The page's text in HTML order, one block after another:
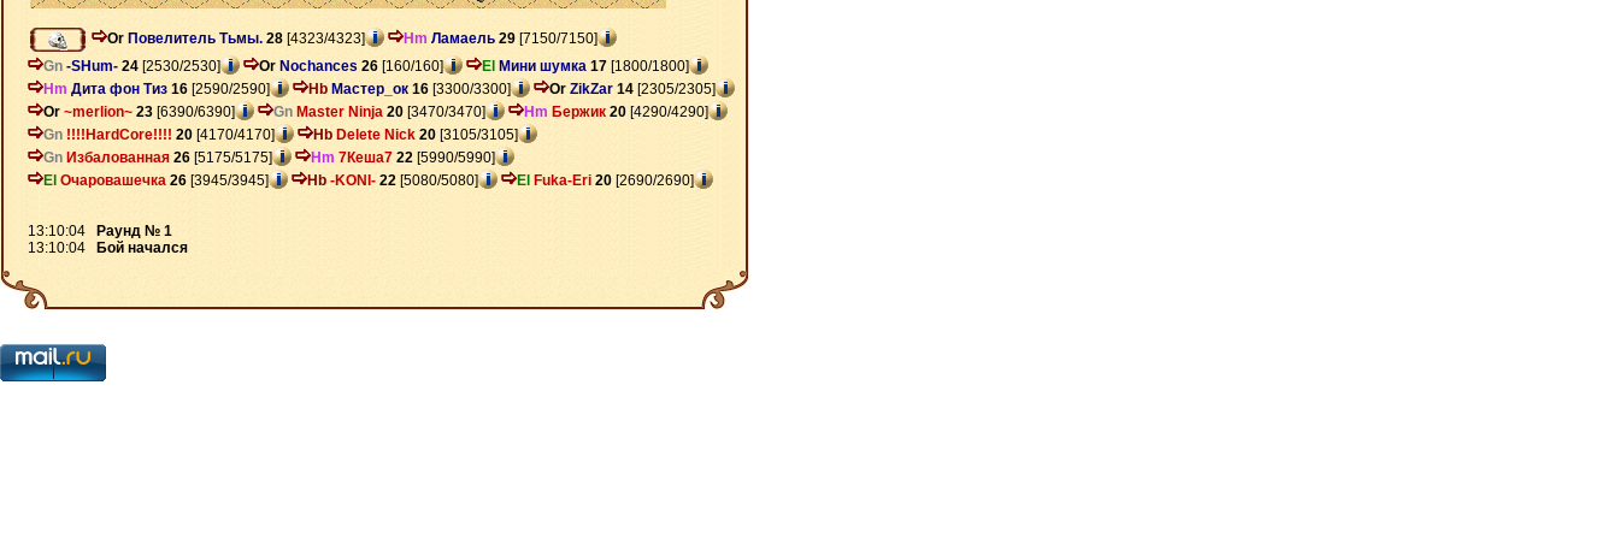
Or Повелитель Тьмы. 28 [4323/4323] Hm Ламаель 29 [7150/7150]
Gn -SHum- 24 [2530/2530] Or Nochances 26 [160/160] El Мини шумка 17 [1800/1800]
Hm Дита фон Тиз 16 [2590/2590] Hb Мастер_ок 16 [3300/3300] Or ZikZar 14 [2305/2305]
Or ~merlion~ 23 [6390/6390] Gn Master Ninja 20 [3470/3470] Hm Бержик 20 [4290/4290]
Gn !!!!HardCore!!!! 20 [4170/4170] Hb Delete Nick 20 [3105/3105]
Gn Избалованная 26 [5175/5175] Hm 7Кеша7 22 [5990/5990]
El Очаровашечка 26 [3945/3945] Hb -KONI- 22 [5080/5080] El Fuka-Eri 20 [2690/2690]
13:10:04
Раунд № 1
13:10:04
Бой начался